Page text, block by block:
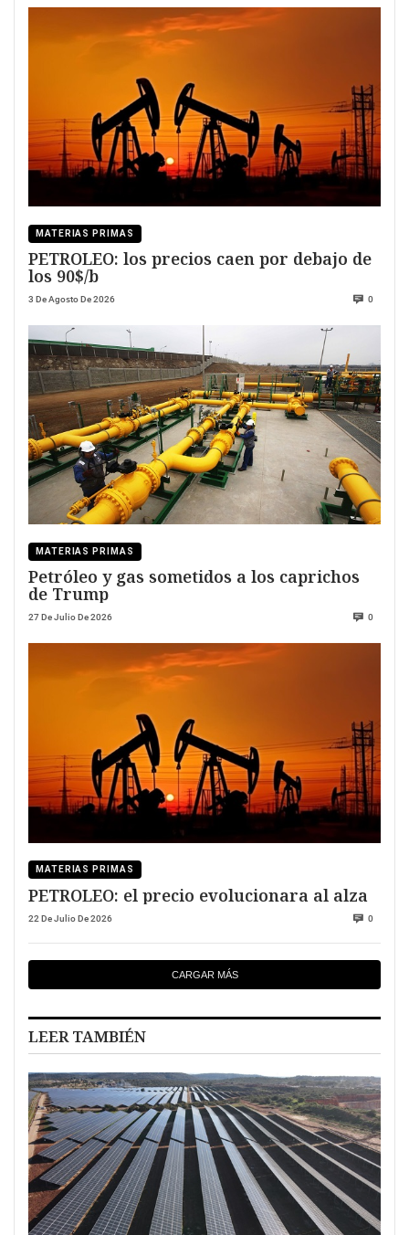
MATERIAS PRIMAS
PETROLEO: los precios caen por debajo de
los 90$/b
3 De Agosto De 2026 0
MATERIAS PRIMAS
Petróleo y gas sometidos a los caprichos
de Trump
27 De Julio De 2026 0
MATERIAS PRIMAS
PETROLEO: el precio evolucionara al alza
22 De Julio De 2026 0
CARGAR MÁS
LEER TAMBIÉN